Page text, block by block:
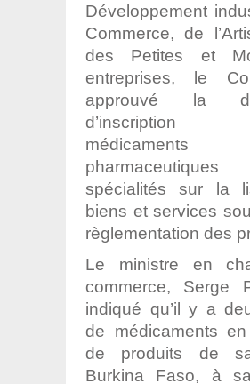
Développement
Commerce, de
des Petites et
entreprises, le
approuvé la
médicaments
spécialités sur la
biens et services
règlementation des
Le ministre en
commerce, Serge
indiqué qu’il y a
de médicaments
de produits de
Burkina Faso, à